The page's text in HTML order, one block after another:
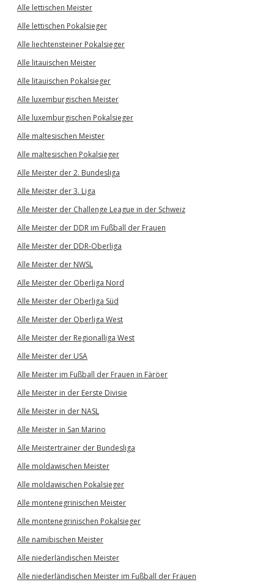
Alle lettischen Meister
Alle lettischen Pokalsieger
Alle liechtensteiner Pokalsieger
Alle litauischen Meister
Alle litauischen Pokalsieger
Alle luxemburgischen Meister
Alle luxemburgischen Pokalsieger
Alle maltesischen Meister
Alle maltesischen Pokalsieger
Alle Meister der 2. Bundesliga
Alle Meister der 3. Liga
Alle Meister der Challenge League in der Schweiz
Alle Meister der DDR im Fußball der Frauen
Alle Meister der DDR-Oberliga
Alle Meister der NWSL
Alle Meister der Oberliga Nord
Alle Meister der Oberliga Süd
Alle Meister der Oberliga West
Alle Meister der Regionalliga West
Alle Meister der USA
Alle Meister im Fußball der Frauen in Färöer
Alle Meister in der Eerste Divisie
Alle Meister in der NASL
Alle Meister in San Marino
Alle Meistertrainer der Bundesliga
Alle moldawischen Meister
Alle moldawischen Pokalsieger
Alle montenegrinischen Meister
Alle montenegrinischen Pokalsieger
Alle namibischen Meister
Alle niederländischen Meister
Alle niederländischen Meister im Fußball der Frauen